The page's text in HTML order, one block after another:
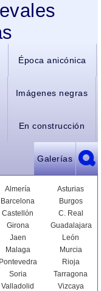
Época anicónica
Imágenes negras
En construcción
Galerías
Almería
Asturias
Barcelona
Burgos
Castellón
C. Real
Girona
Guadalajara
Jaen
León
Malaga
Murcia
Pontevedra
Rioja
Soria
Tarragona
Valladolid
Vizcaya